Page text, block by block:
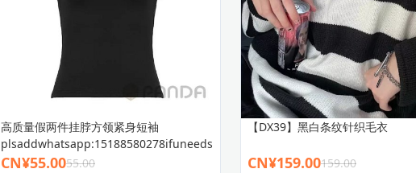
高质量假两件挂脖方领紧身短袖
plsaddwhatsapp:15188580278ifuneedsizeguid
CN¥55.0055.00
【DX39】黑白条纹针织毛衣
CN¥159.00159.00